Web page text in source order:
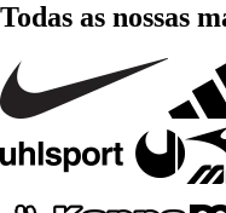
Todas as nossas